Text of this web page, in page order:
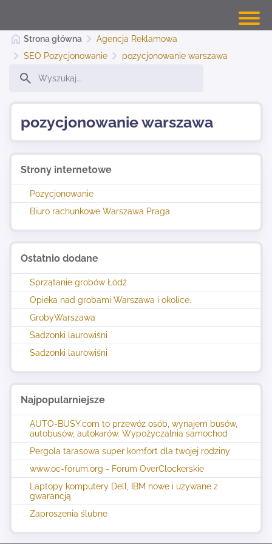
Dodaj stronę
Najnowsze
Kontakt
Strona główna
Agencja Reklamowa
SEO Pozycjonowanie
pozycjonowanie warszawa
Strony internetowe
Pozycjonowanie
Biuro rachunkowe Warszawa Praga
Ostatnio dodane
Sprzątanie grobów Łódź
Opieka nad grobami Warszawa i okolice.
GrobyWarszawa
Sadzonki laurowiśni
Sadzonki laurowiśni
Najpopularniejsze
AUTO-BUSY.com to przewóz osób, wynajem busów,
autobusów, autokarów. Wypożyczalnia samochod
Pergola tarasowa super komfort dla twojej rodziny
www.oc-forum.org - Forum OverClockerskie
Laptopy komputery Dell, IBM nowe i uzywane z
gwarancją
Zaproszenia ślubne
pozycjonowanie warszawa